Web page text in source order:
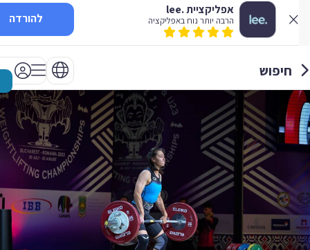
אפליקציית .lee
הרבה יותר נוח באפליקציה להורדה
חיפוש